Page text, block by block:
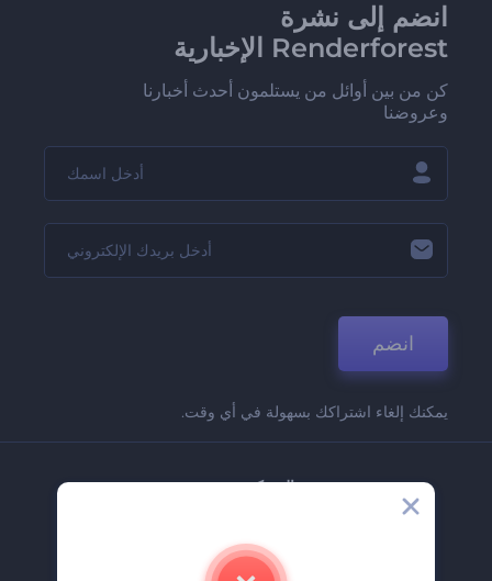
انضم إلى نشرة
Renderforest الإخبارية
كن من بين أوائل من يستلمون أحدث أخبارنا
وعروضنا
انضم
يمكنك إلغاء اشتراكك بسهولة في أي وقت.
الشركة
اتصل بنا